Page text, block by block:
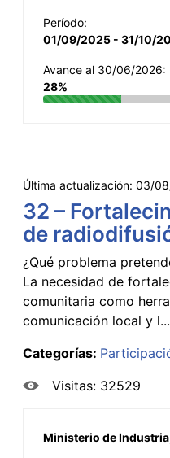
Período:
01/09/2025 - 31/10/
Avance al 30/06/2026:
28%
Última actualización: 03/
32 –
de
¿Qué problema
La necesidad de
comunitaria como
comunicación local y l...
Categorías:
Visitas: 32529
Ministerio de